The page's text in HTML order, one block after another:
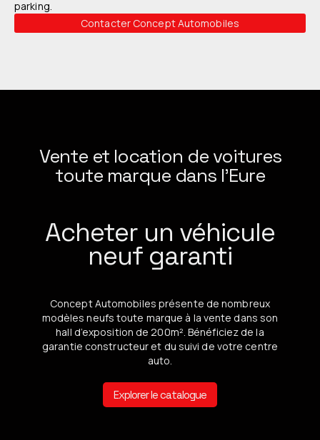
parking.
Contacter Concept Automobiles
Vente et location de voitures
toute marque dans l’Eure
Acheter un véhicule
neuf garanti
Concept Automobiles présente de nombreux
modèles neufs toute marque à la vente dans son
hall d’exposition de 200m². Bénéficiez de la
garantie constructeur et du suivi de votre centre
auto.
Explorer le catalogue